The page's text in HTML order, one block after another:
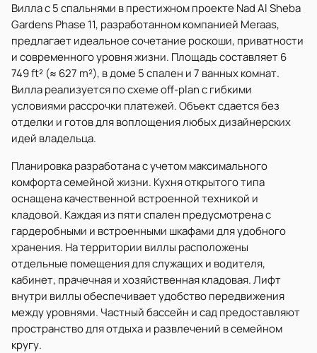
Вилла с 5 спальнями в престижном проекте Nad Al Sheba
Gardens Phase 11, разработанном компанией Meraas,
предлагает идеальное сочетание роскоши, приватности
и современного уровня жизни. Площадь составляет 6
749 ft² (≈ 627 m²), в доме 5 спален и 7 ванных комнат.
Вилла реализуется по схеме off-plan с гибкими
условиями рассрочки платежей. Объект сдается без
отделки и готов для воплощения любых дизайнерских
идей владельца.
Планировка разработана с учетом максимального
комфорта семейной жизни. Кухня открытого типа
оснащена качественной встроенной техникой и
кладовой. Каждая из пяти спален предусмотрена с
гардеробными и встроенными шкафами для удобного
хранения. На территории виллы расположены
отдельные помещения для служащих и водителя,
кабинет, прачечная и хозяйственная кладовая. Лифт
внутри виллы обеспечивает удобство передвижения
между уровнями. Частный бассейн и сад предоставляют
пространство для отдыха и развлечений в семейном
кругу.